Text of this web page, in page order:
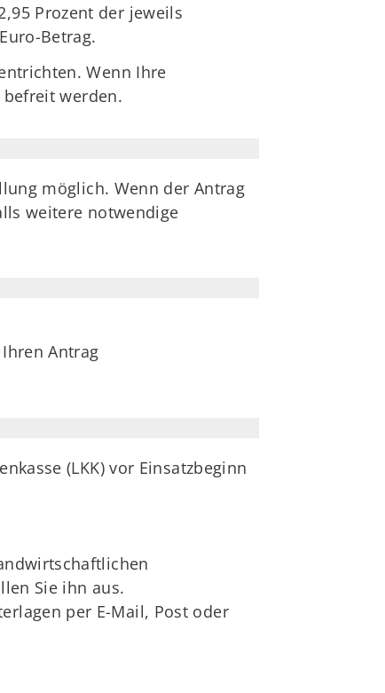
Prozent der jeweils
Betrag.
Wenn Ihre
werden.
möglich. Wenn der Antrag
weitere notwendige
Antrag
(LKK) vor Einsatzbeginn
Sie ihn aus.
per E-Mail, Post oder